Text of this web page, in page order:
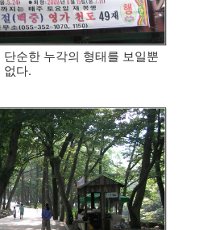
순한 누각의 형태를 보일뿐
없다.